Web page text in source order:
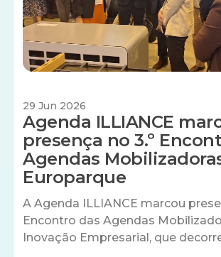
29 Jun 2026
Agenda ILLIANCE
presença no 3.º
Agendas
Europarque
A Agenda ILLIANCE marcou
Encontro das Agendas
Inovação Empresarial, que